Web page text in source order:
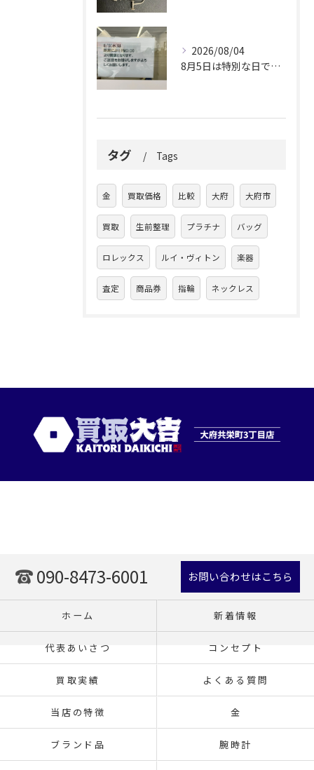
2026/08/04
8月5日は特別な日です。
タグ Tags
金 買取価格 比較 大府 大府市
買取 生前整理 プラチナ バッグ
ロレックス ルイ・ヴィトン 楽器
査定 商品券 指輪 ネックレス
090-8473-6001 お問い合わせはこちら
ホーム 新着情報
代表あいさつ コンセプト
買取実績 よくある質問
当店の特徴 金
ブランド品 腕時計